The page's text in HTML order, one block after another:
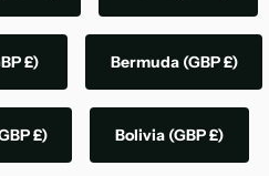
£) Bermuda (GBP £)
£) Bolivia (GBP £)